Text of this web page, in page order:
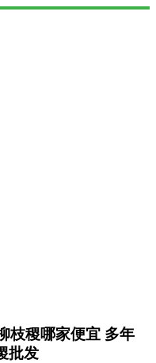
枝稷哪家便宜 多年
批发